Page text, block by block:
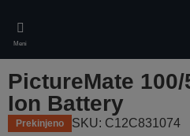
main
content
Meni
PictureMate
Ion Battery
Prekinjeno SKU: C12C831074